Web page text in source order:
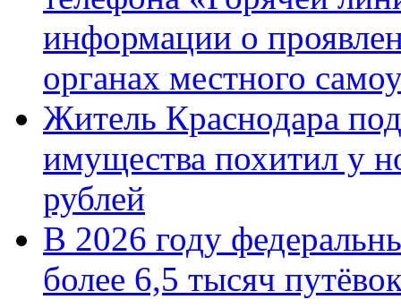
информации о
органах местного
Житель Краснодара
имущества похитил у
рублей
В 2026 году
более 6,5 тысяч